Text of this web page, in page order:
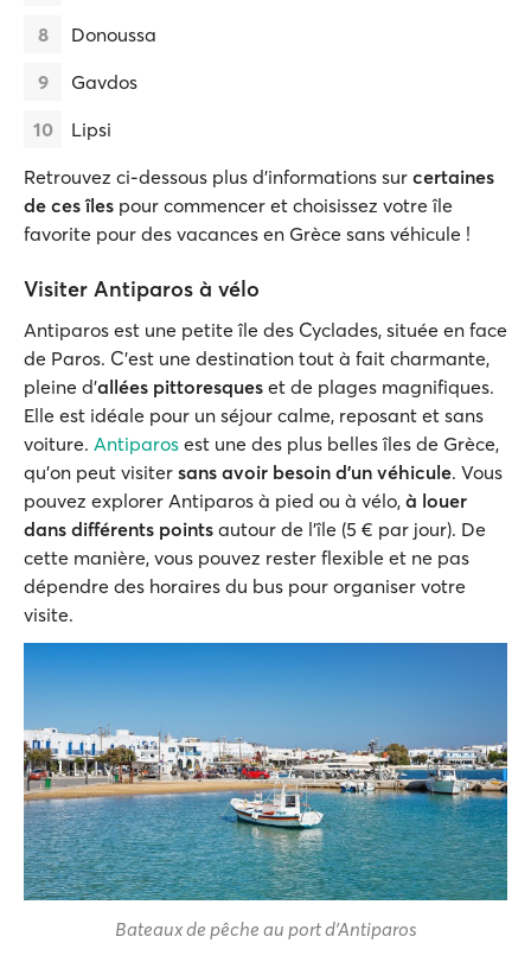
Donoussa
Gavdos
Lipsi
Retrouvez ci-dessous plus d'informations sur certaines
de ces îles pour commencer et choisissez votre île
favorite pour des vacances en Grèce sans véhicule !
Visiter Antiparos à vélo
Antiparos est une petite île des Cyclades, située en face
de Paros. C'est une destination tout à fait charmante,
pleine d'allées pittoresques et de plages magnifiques.
Elle est idéale pour un séjour calme, reposant et sans
voiture. Antiparos est une des plus belles îles de Grèce,
qu'on peut visiter sans avoir besoin d'un véhicule. Vous
pouvez explorer Antiparos à pied ou à vélo, à louer
dans différents points autour de l'île (5 € par jour). De
cette manière, vous pouvez rester flexible et ne pas
dépendre des horaires du bus pour organiser votre
visite.
Bateaux de pêche au port d'Antiparos